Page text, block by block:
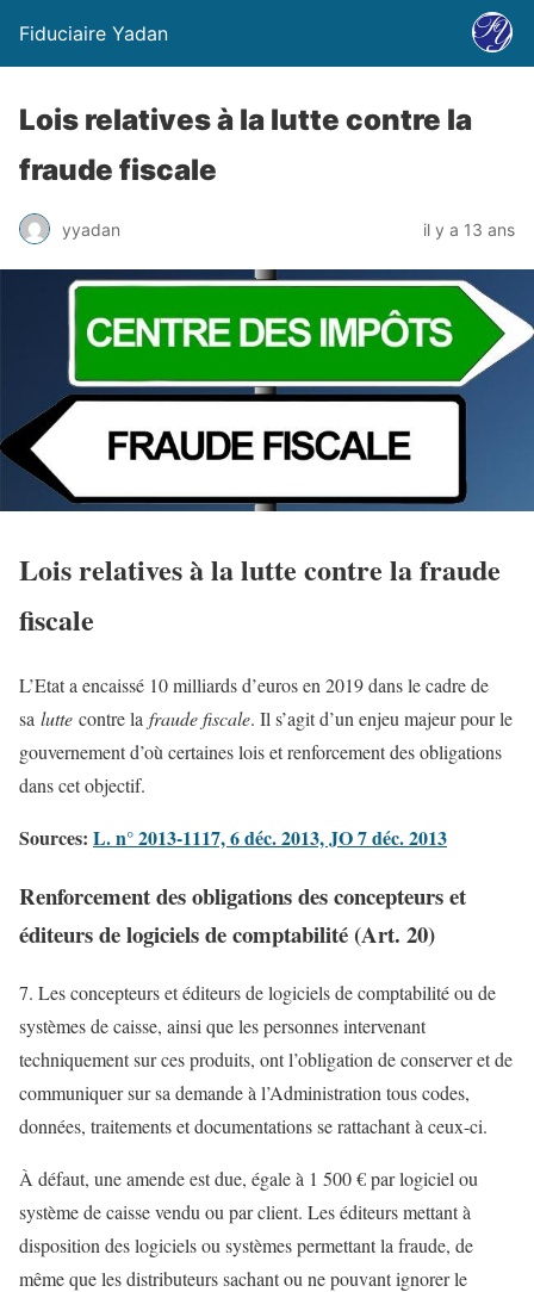
Fiduciaire Yadan
Lois relatives à la lutte contre la
fraude fiscale
yyadan il y a 13 ans
Lois relatives à la lutte contre la fraude
fiscale
L’Etat a encaissé 10 milliards d’euros en 2019 dans le cadre de
sa lutte contre la fraude fiscale. Il s’agit d’un enjeu majeur pour le
gouvernement d’où certaines lois et renforcement des obligations
dans cet objectif.
Sources: L. n° 2013-1117, 6 déc. 2013, JO 7 déc. 2013
Renforcement des obligations des concepteurs et
éditeurs de logiciels de comptabilité (Art. 20)
7. Les concepteurs et éditeurs de logiciels de comptabilité ou de
systèmes de caisse, ainsi que les personnes intervenant
techniquement sur ces produits, ont l’obligation de conserver et de
communiquer sur sa demande à l’Administration tous codes,
données, traitements et documentations se rattachant à ceux-ci.
À défaut, une amende est due, égale à 1 500 € par logiciel ou
système de caisse vendu ou par client. Les éditeurs mettant à
disposition des logiciels ou systèmes permettant la fraude, de
même que les distributeurs sachant ou ne pouvant ignorer le